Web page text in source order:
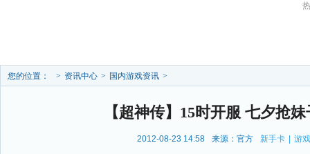
您的位置： > 资讯中心 > 国内游戏资讯 >
【超神传】15时开服 七夕抢
2012-08-23 14:58 来源：官方 新手卡 游